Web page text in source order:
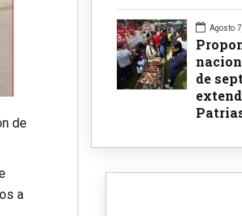
de
a
Agosto
de